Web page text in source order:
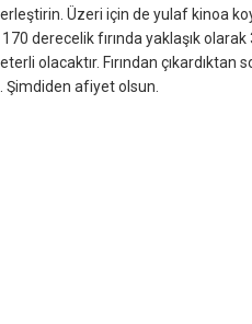
Üzeri için de yulaf kinoa
170 derecelik fırında yaklaşık
olacaktır. Fırından
Şimdiden afiyet olsun.